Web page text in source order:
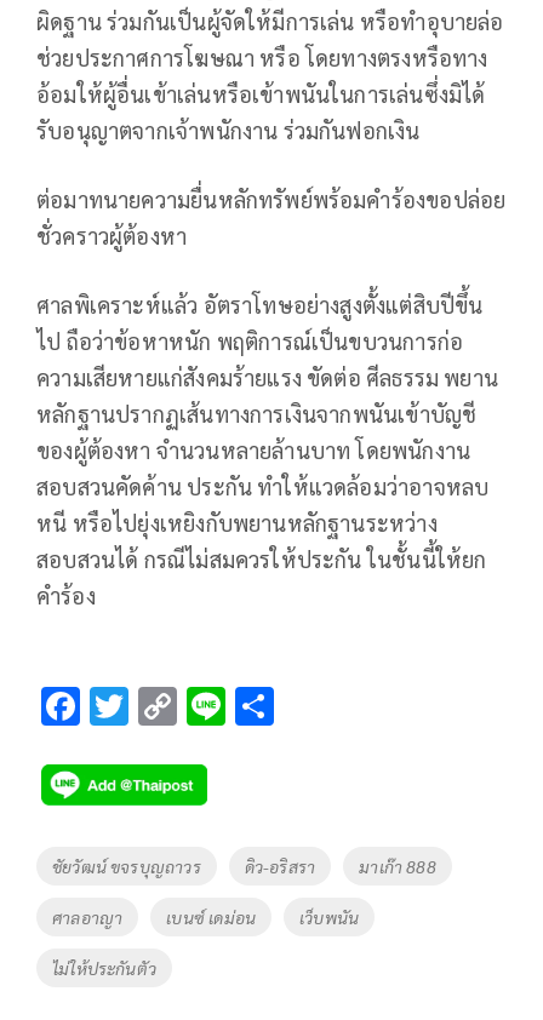
ผิดฐาน ร่วมกันเป็นผู้จัดให้มีการเล่น หรือทำอุบายล่อ
ช่วยประกาศการโฆษณา หรือ โดยทางตรงหรือทาง
อ้อมให้ผู้อื่นเข้าเล่นหรือเข้าพนันในการเล่นซึ่งมิได้
รับอนุญาตจากเจ้าพนักงาน ร่วมกันฟอกเงิน
ต่อมาทนายความยื่นหลักทรัพย์พร้อมคำร้องขอปล่อย
ชั่วคราวผู้ต้องหา
ศาลพิเคราะห์แล้ว อัตราโทษอย่างสูงตั้งแต่สิบปีขึ้น
ไป ถือว่าข้อหาหนัก พฤติการณ์เป็นขบวนการก่อ
ความเสียหายแก่สังคมร้ายแรง ขัดต่อ ศีลธรรม พยาน
หลักฐานปรากฏเส้นทางการเงินจากพนันเข้าบัญชี
ของผู้ต้องหา จำนวนหลายล้านบาท โดยพนักงาน
สอบสวนคัดค้าน ประกัน ทำให้แวดล้อมว่าอาจหลบ
หนี หรือไปยุ่งเหยิงกับพยานหลักฐานระหว่าง
สอบสวนได้ กรณีไม่สมควรให้ประกัน ในชั้นนี้ให้ยก
คำร้อง
F
e
b
o
k
T
tt
er
C
p
y
Li
k
Li
Tags
ชัยวัฒน์ ขจรบุญถาวร ดิว-อริสรา มาเก๊า 888
ศาลอาญา เบนซ์ เดม่อน เว็บพนัน
ไม่ให้ประกันตัว